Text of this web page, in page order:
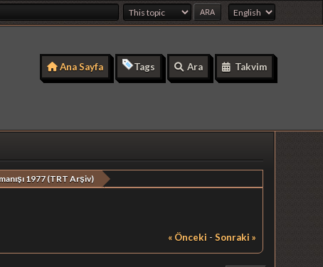
Ana Sayfa Tags Ara Takvim
1977 (TRT Arşiv)
« Önceki - Sonraki »